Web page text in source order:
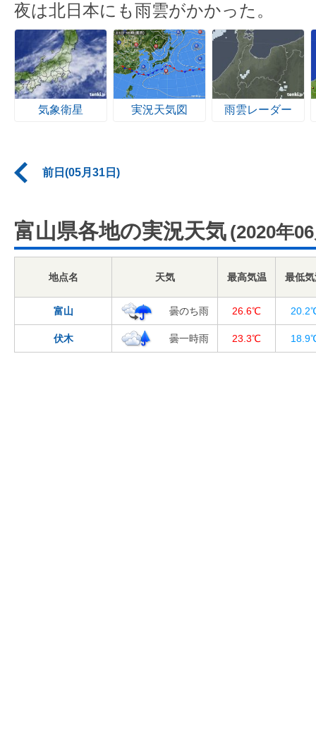
夜は北日本にも雨雲がかかった。
気象衛星 実況天気図 雨雲レーダー
前日(05月31日)
富山県各地の実況天気 (2020年
地点名 天気 最高気温 最低
富山 曇のち雨 26.6℃
伏木 曇一時雨 23.3℃